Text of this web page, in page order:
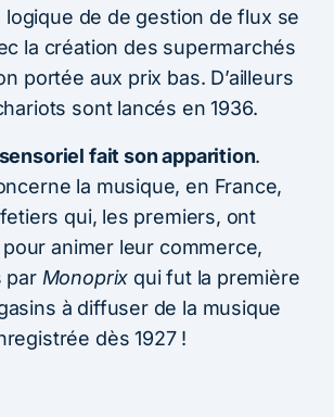
logique de de gestion de flux se
la création des supermarchés
portée aux prix bas. D’ailleurs
sont lancés en 1936.
fait son apparition.
la musique, en France,
qui, les premiers, ont
animer leur commerce,
par Monoprix qui fut la première
à diffuser de la musique
dès 1927 !